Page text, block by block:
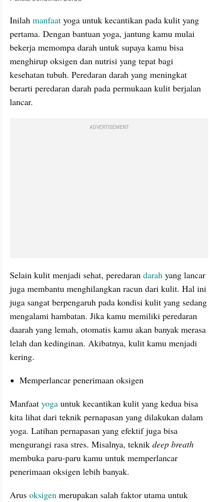
Inilah manfaat yoga untuk kecantikan pada kulit yang
pertama. Dengan bantuan yoga, jantung kamu mulai
bekerja memompa darah untuk supaya kamu bisa
menghirup oksigen dan nutrisi yang tepat bagi
kesehatan tubuh. Peredaran darah yang meningkat
berarti peredaran darah pada permukaan kulit berjalan
lancar.
ADVERTISEMENT
Selain kulit menjadi sehat, peredaran darah yang lancar
juga membantu menghilangkan racun dari kulit. Hal ini
juga sangat berpengaruh pada kondisi kulit yang sedang
mengalami hambatan. Jika kamu memiliki peredaran
daarah yang lemah, otomatis kamu akan banyak merasa
lelah dan kedinginan. Akibatnya, kulit kamu menjadi
kering.
Memperlancar penerimaan oksigen
Manfaat yoga untuk kecantikan kulit yang kedua bisa
kita lihat dari teknik pernapasan yang dilakukan dalam
yoga. Latihan pernapasan yang efektif juga bisa
mengurangi rasa stres. Misalnya, teknik deep breath
membuka paru-paru kamu untuk memperlancar
penerimaan oksigen lebih banyak.
Arus oksigen merupakan salah faktor utama untuk